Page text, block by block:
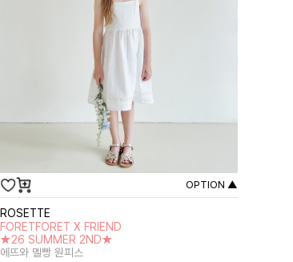
OPTION ▲
ROSETTE
FORETFORET X FRIEND
★26 SUMMER 2ND★
에뜨와 멜빵 원피스